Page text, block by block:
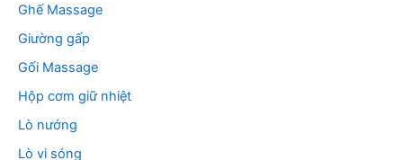
Ghế Massage
Giường gấp
Gối Massage
Hộp cơm giữ nhiệt
Lò nướng
Lò vi sóng